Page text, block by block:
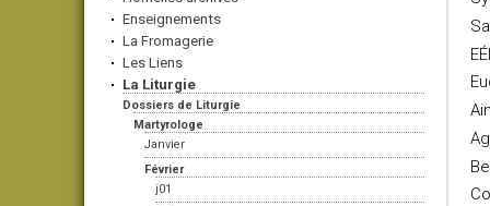
Enseignements
La Fromagerie
Les Liens
La Liturgie
Dossiers de Liturgie
Martyrologe
Janvier
Février
j01